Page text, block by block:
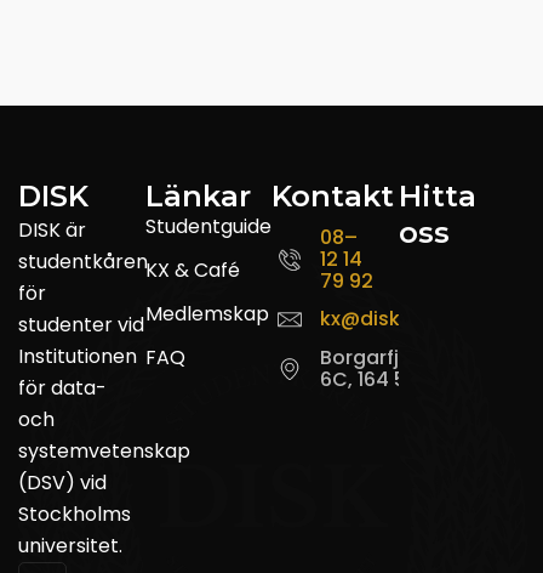
DISK
DISK är
studentkåren
för
studenter vid
Institutionen
för data-
och
systemvetenskap
(DSV) vid
Stockholms
universitet.
Länkar
Studentguide
KX & Café
Medlemskap
FAQ
Kontakt
08–
12 14
79 92
kx@disk.su.se
Borgarfjordsgatan
6C, 164 55 Kista
Hitta
oss